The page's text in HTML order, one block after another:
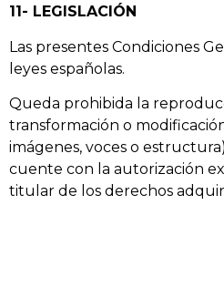
11- LEGISLACIÓN
Las presentes Condiciones
leyes españolas.
Queda prohibida la
transformación o
imágenes, voces o
cuente con la autorización
titular de los derechos